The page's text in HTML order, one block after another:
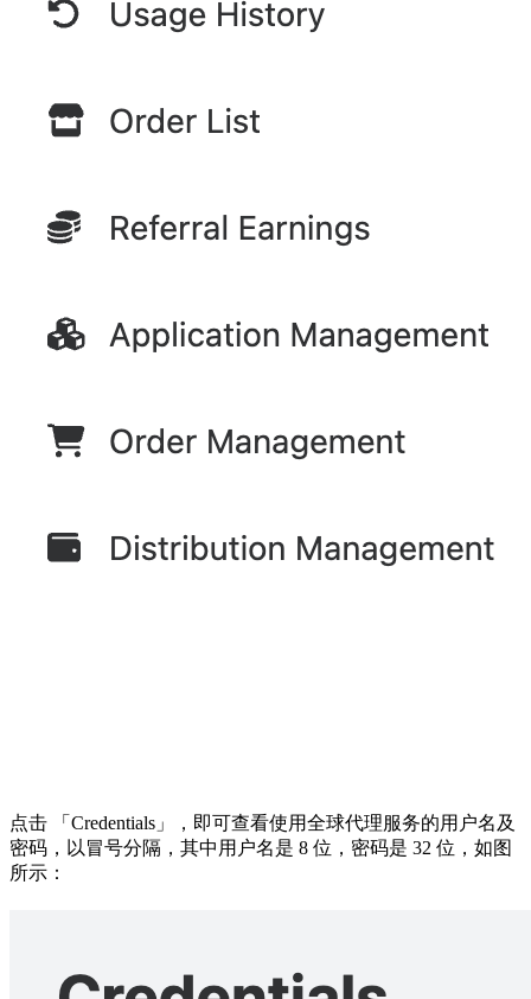
点击 「Credentials」，即可查看使用全球代理服务的用户名及
密码，以冒号分隔，其中用户名是 8 位，密码是 32 位，如图
所示：